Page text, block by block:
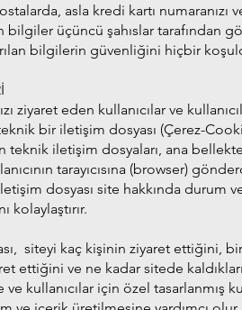
asla kredi kartı numaranızı
bilgiler üçüncü şahıslar tarafından
bilgilerin güvenliğini hiçbir
ziyaret eden kullanıcılar ve
bir iletişim dosyası (Çerez-
teknik iletişim dosyaları, ana
tarayıcısına (browser)
dosyası site hakkında durum
kolaylaştırır.
siteyi kaç kişinin ziyaret ettiğini,
ettiğini ve ne kadar sitede
kullanıcılar için özel tasarlanmış